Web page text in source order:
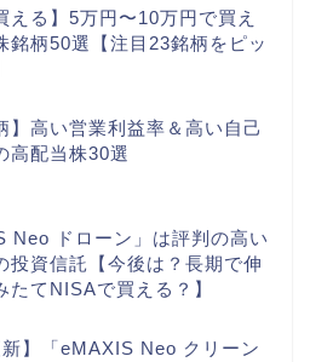
える】5万円〜10万円で買え
銘柄50選【注目23銘柄をピッ
】高い営業利益率＆高い自己
高配当株30選
Neo ドローン」は評判の高い
投資信託【今後は？長期で伸
たてNISAで買える？】
新】「eMAXIS Neo クリーン